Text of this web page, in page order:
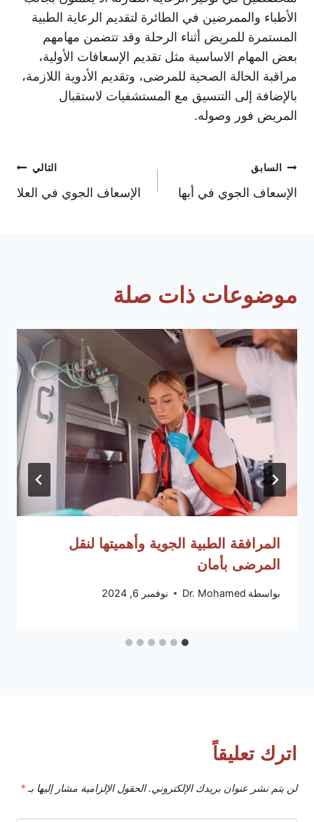
الأطباء والممرضين في الطائرة لتقديم الرعاية الطبية
المستمرة للمريض أثناء الرحلة وقد تتضمن مهامهم
بعض المهام الاساسية مثل تقديم الإسعافات الأولية،
مراقبة الحالة الصحية للمرضى، وتقديم الأدوية اللازمة،
بالإضافة إلى التنسيق مع المستشفيات لاستقبال
المريض فور وصوله.
تصفّح
المقالات
السابق
الإسعاف الجوي في أبها
التالي
الإسعاف الجوي في العلا
موضوعات ذات صلة
المرافقة الطبية الجوية وأهميتها لنقل
المرضى بأمان
بواسطة Dr. Mohamed نوفمبر 6, 2024
اترك تعليقاً
لن يتم نشر عنوان بريدك الإلكتروني. الحقول الإلزامية مشار إليها بـ *